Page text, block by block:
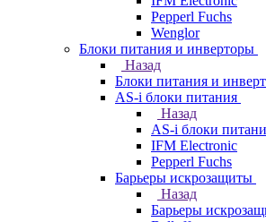
Pepperl Fuchs
Wenglor
Блоки питания и инверторы
Назад
Блоки питания и
AS-i блоки питания
Назад
AS-i блоки
IFM Electronic
Pepperl Fuchs
Барьеры искрозащиты
Назад
Барьеры